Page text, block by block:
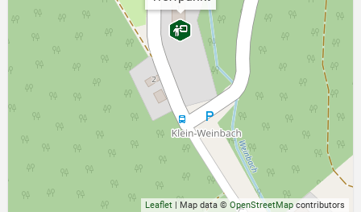
Leaflet | Map data © OpenStreetMap contributors